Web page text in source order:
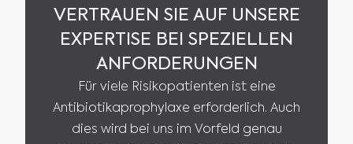
VERTRAUEN SIE AUF UNSERE
EXPERTISE BEI SPEZIELLEN
ANFORDERUNGEN
Für viele Risikopatienten ist eine
Antibiotikaprophylaxe erforderlich. Auch
dies wird bei uns im Vorfeld genau